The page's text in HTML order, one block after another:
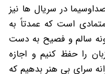
در سریال ها نیز
متمادی است که عمدتاً به
سالم و فصیح به دست
را حفظ کنیم و اجازه
سرای بی هنر بدهیم که